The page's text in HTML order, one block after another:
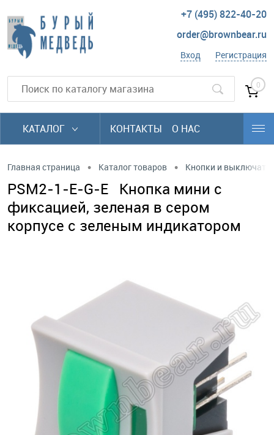
+7 (495) 822-40-20
order@brownbear.ru
Вход Регистрация
0
КАТАЛОГ КОНТАКТЫ О НАС
Главная страница • Каталог товаров • Кнопки и
PSM2-1-E-G-E Кнопка мини с
фиксацией, зеленая в сером
корпусе с зеленым индикатором